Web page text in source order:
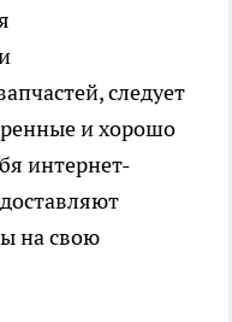
следует
и хорошо
интернет-
на свою